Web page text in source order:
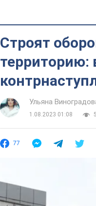
Строят
территорию:
Ульяна
1.08.2023 01:08
77